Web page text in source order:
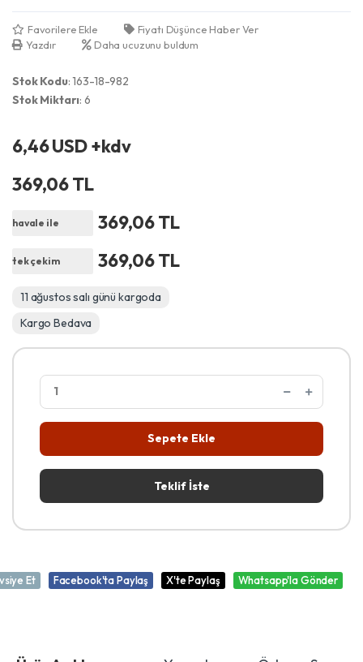
Favorilere Ekle
Fiyatı Düşünce Haber Ver
Yazdır
Daha ucuzunu buldum
Stok Kodu: 163-18-982
Stok Miktarı: 6
6,46 USD +kdv
369,06 TL
havale ile 369,06 TL
tek çekim 369,06 TL
11 ağustos salı günü kargoda
Kargo Bedava
Sepete Ekle
Teklif İste
Et Facebook'ta Paylaş X'te Paylaş Whatsapp'la Gönder